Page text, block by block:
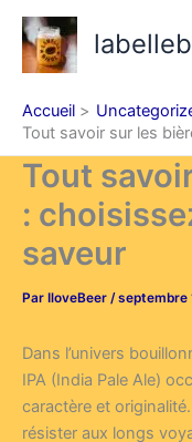
Aller
contenu
Accueil
Tout savoir sur les
Tout
:
saveur
Par IloveBeer /septembre
Dans l’univers
IPA (India Pale Ale)
caractère et
résister aux longs